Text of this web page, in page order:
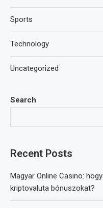
Search
Recent Posts
Magyar Online Casino:
kriptovaluta bónuszokat?
Sports
Technology
Uncategorized